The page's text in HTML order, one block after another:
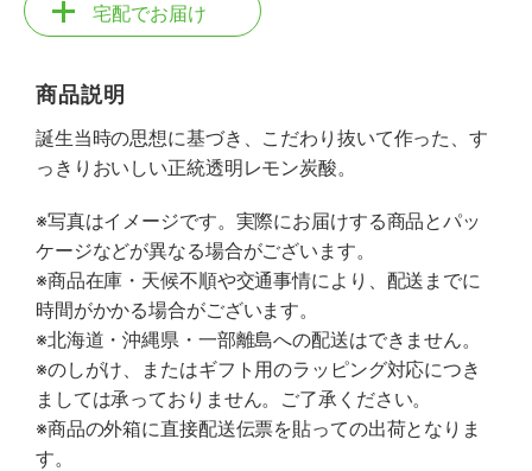
宅配でお届け
商品説明
誕生当時の思想に基づき、こだわり抜いて作った、す
っきりおいしい正統透明レモン炭酸。
※写真はイメージです。実際にお届けする商品とパッ
ケージなどが異なる場合がございます。
※商品在庫・天候不順や交通事情により、配送までに
時間がかかる場合がございます。
※北海道・沖縄県・一部離島への配送はできません。
※のしがけ、またはギフト用のラッピング対応につき
ましては承っておりません。ご了承ください。
※商品の外箱に直接配送伝票を貼っての出荷となりま
す。